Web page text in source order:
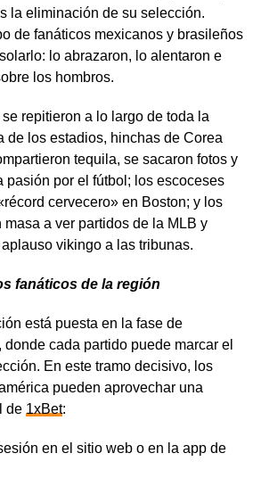
la eliminación de su selección.
de fanáticos mexicanos y brasileños
lo abrazaron, lo alentaron e
los hombros.
repitieron a lo largo de toda la
de los estadios, hinchas de Corea
tequila, se sacaron fotos y
pasión por el fútbol; los escoceses
cervecero» en Boston; y los
masa a ver partidos de la MLB y
aplauso vikingo a las tribunas.
fanáticos de la región
está puesta en la fase de
cada partido puede marcar el
En este tramo decisivo, los
pueden aprovechar una
de 1xBet:
en el sitio web o en la app de